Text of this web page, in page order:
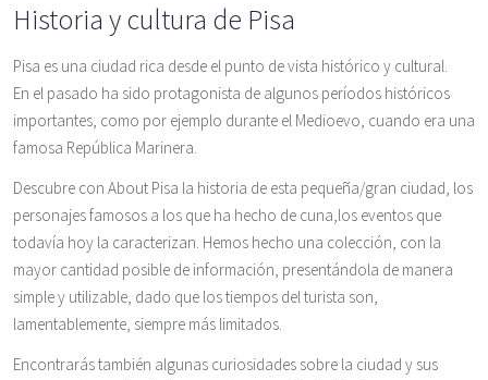
Historia y cultura de Pisa
Pisa es una ciudad rica desde el punto de vista histórico y cultural.
En el pasado ha sido protagonista de algunos períodos históricos
importantes, como por ejemplo durante el Medioevo, cuando era una
famosa República Marinera.
Descubre con About Pisa la historia de esta pequeña/gran ciudad, los
personajes famosos a los que ha hecho de cuna,los eventos que
todavía hoy la caracterizan. Hemos hecho una colección, con la
mayor cantidad posible de información, presentándola de manera
simple y utilizable, dado que los tiempos del turista son,
lamentablemente, siempre más limitados.
Encontrarás también algunas curiosidades sobre la ciudad y sus